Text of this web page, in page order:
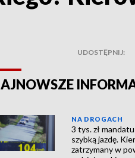
UDOSTĘPNIJ:
NA DROGACH
3 tys. zł
szybką jazdę.
zatrzymany w